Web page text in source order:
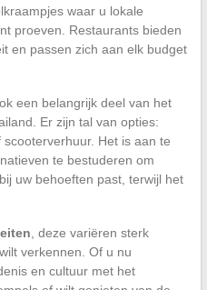
waar u lokale
proeven. Restaurants bieden
en passen zich aan elk budget
een belangrijk deel van het
Er zijn tal van opties:
scooterverhuur. Het is aan te
te bestuderen om
uw behoeften past, terwijl het
, deze variëren sterk
verkennen. Of u nu
en cultuur met het